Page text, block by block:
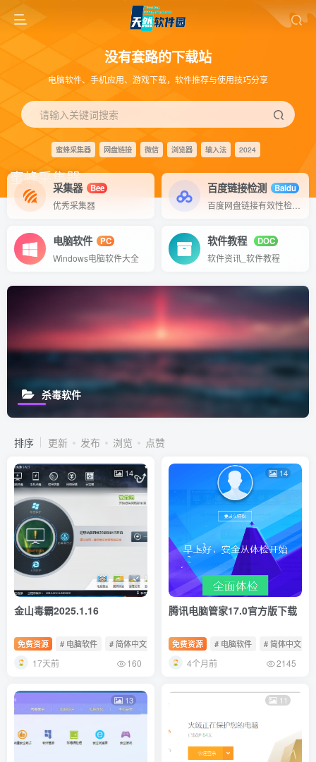
蜜蜂采集器
没有套路的下载站
电脑软件、手机应用、游戏下载，软件推荐与使用技巧分享
请输入关键词搜索
蜜蜂采集器 网盘链接 微信 浏览器 输入法 2024
采集器
Bee
优秀采集器
百度链接检测
Baidu
电脑软件
PC
Windows电脑软件大全
软件教程
DOC
软件资讯_软件教程
杀毒软件
排序 更新 发布 浏览 点赞
14
金山毒霸2025.1.16
免费资源 # 电脑软件 # 简体中文 # 免费软件
17天前 160
14
腾讯电脑管家17.0官方版下载
免费资源 # 电脑软件 # 简体中文
4个月前 2145
13 11